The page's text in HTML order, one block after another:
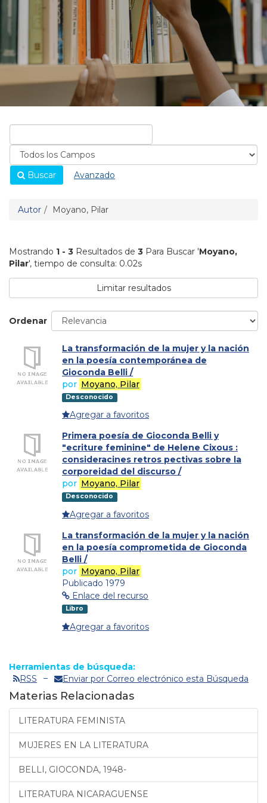
Buscar Avanzado
Autor Moyano, Pilar
Mostrando 1 - 3 Resultados de 3 Para Buscar 'Moyano,
Pilar', tiempo de consulta: 0.02s
Limitar resultados
Ordenar
La transformación de la mujer y la nación
en la poesía contemporánea de
Gioconda Belli /
por Moyano, Pilar
Desconocido
Agregar a favoritos
Primera poesía de Gioconda Belli y
"ecriture feminine" de Helene Cixous :
consideracines retros pectivas sobre la
corporeidad del discurso /
por Moyano, Pilar
Desconocido
Agregar a favoritos
La transformación de la mujer y la nación
en la poesía comprometida de Gioconda
Belli /
por Moyano, Pilar
Publicado 1979
Enlace del recurso
Libro
Agregar a favoritos
Herramientas de búsqueda:
RSS
Enviar por Correo electrónico esta Búsqueda
Materias Relacionadas
LITERATURA FEMINISTA
MUJERES EN LA LITERATURA
BELLI, GIOCONDA, 1948-
LITERATURA NICARAGUENSE